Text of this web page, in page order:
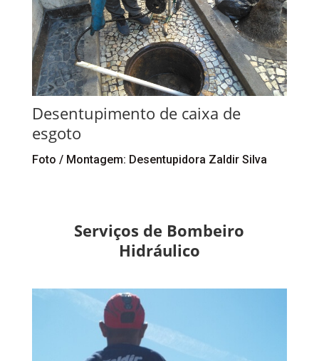
Desentupimento de caixa de
esgoto
Foto / Montagem: Desentupidora Zaldir Silva
Serviços de Bombeiro
Hidráulico